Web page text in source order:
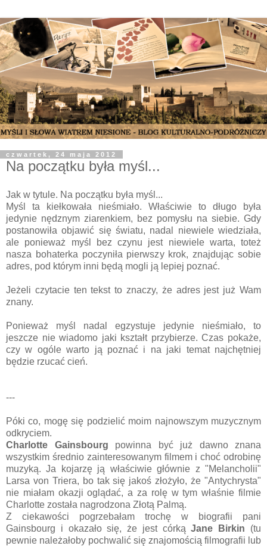
czwartek, 24 maja 2012
Na początku była myśl...
Jak w tytule. Na początku była myśl...
Myśl ta kiełkowała nieśmiało. Właściwie to długo była
jedynie nędznym ziarenkiem, bez pomysłu na siebie. Gdy
postanowiła objawić się światu, nadal niewiele wiedziała,
ale ponieważ myśl bez czynu jest niewiele warta, toteż
nasza bohaterka poczyniła pierwszy krok, znajdując sobie
adres, pod którym inni będą mogli ją lepiej poznać.
Jeżeli czytacie ten tekst to znaczy, że adres jest już Wam
znany.
Ponieważ myśl nadal egzystuje jedynie nieśmiało, to
jeszcze nie wiadomo jaki kształt przybierze. Czas pokaże,
czy w ogóle warto ją poznać i na jaki temat najchętniej
będzie rzucać cień.
---
Póki co, mogę się podzielić moim najnowszym muzycznym
odkryciem.
Charlotte Gainsbourg powinna być już dawno znana
wszystkim średnio zainteresowanym filmem i choć odrobinę
muzyką. Ja kojarzę ją właściwie głównie z "Melancholii"
Larsa von Triera, bo tak się jakoś złożyło, że "Antychrysta"
nie miałam okazji oglądać, a za rolę w tym właśnie filmie
Charlotte została nagrodzona Złotą Palmą.
Z ciekawości pogrzebałam trochę w biografii pani
Gainsbourg i okazało się, że jest córkąJane Birkin (tu
pewnie należałoby pochwalić się znajomością filmografii lub